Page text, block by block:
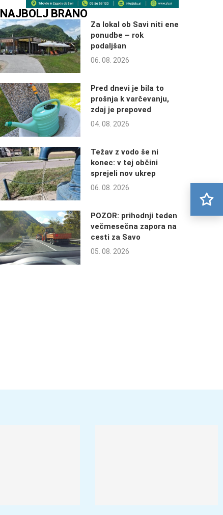
NAJBOLJ BRANO
Za lokal ob Savi niti ene
ponudbe – rok
podaljšan
06. 08. 2026
Pred dnevi je bila to
prošnja k varčevanju,
zdaj je prepoved
04. 08. 2026
Težav z vodo še ni
konec: v tej občini
sprejeli nov ukrep
06. 08. 2026
POZOR: prihodnji teden
večmesečna zapora na
cesti za Savo
05. 08. 2026